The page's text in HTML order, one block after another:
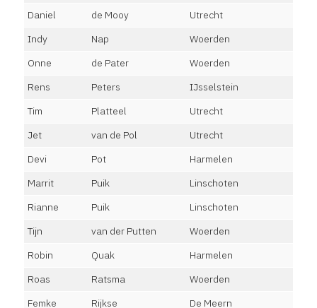
Daniel
de Mooy
Utrecht
Indy
Nap
Woerden
Onne
de Pater
Woerden
Rens
Peters
IJsselstein
Tim
Platteel
Utrecht
Jet
van de Pol
Utrecht
Devi
Pot
Harmelen
Marrit
Puik
Linschoten
Rianne
Puik
Linschoten
Tijn
van der Putten
Woerden
Robin
Quak
Harmelen
Roas
Ratsma
Woerden
Femke
Rijkse
De Meern